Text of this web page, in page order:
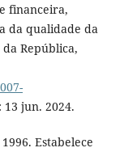
financeira,
da qualidade da
República,
13 jun. 2024.
Estabelece